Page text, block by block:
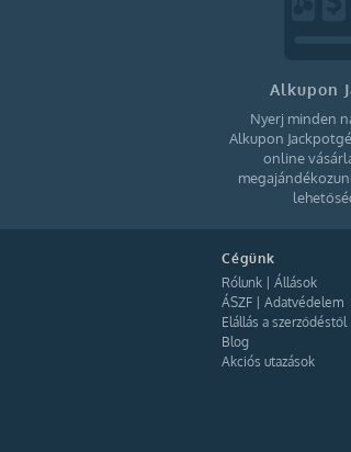
Alkupon
Nyerj minden
Alkupon
online
Cégünk
Rólunk
Állások
ÁSZF
Adatvédelem
Elállás a szerződéstől
Blog
Akciós utazások